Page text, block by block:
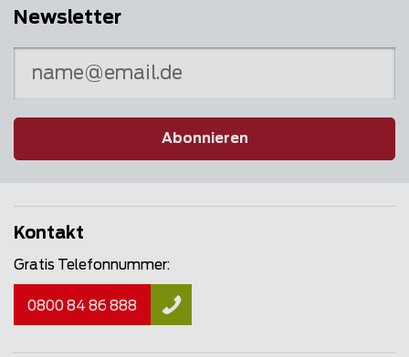
Newsletter
Abonnieren
Kontakt
Gratis Telefonnummer:
0800 84 86 888